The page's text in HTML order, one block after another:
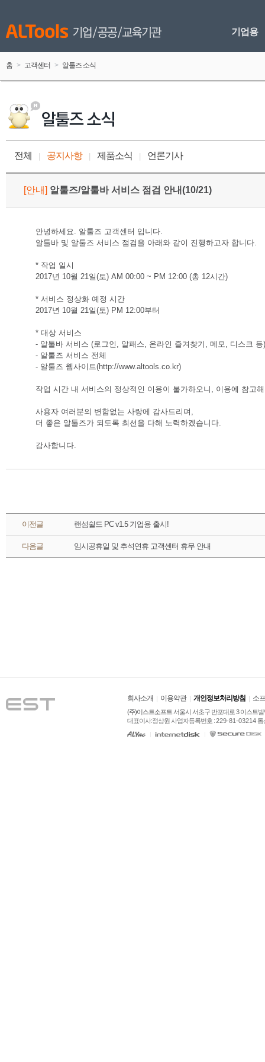
기업용
홈 > 고객센터 > 알툴즈 소식
전체 공지사항 제품소식 언론기사
[안내] 알툴즈/알툴바 서비스 점검 안내(10/21)
안녕하세요. 알툴즈 고객센터 입니다.
알툴바 및 알툴즈 서비스 점검을 아래와 같이 진행하고자 합니다.
* 작업 일시
2017년 10월 21일(토) AM 00:00 ~ PM 12:00 (총 12시간)
* 서비스 정상화 예정 시간
2017년 10월 21일(토) PM 12:00부터
* 대상 서비스
- 알툴바 서비스 (로그인, 알패스, 온라인 즐겨찾기, 메모, 디스크 등)
- 알툴즈 서비스 전체
- 알툴즈 웹사이트(http://www.altools.co.kr)
작업 시간 내 서비스의 정상적인 이용이 불가하오니, 이용에 참고
사용자 여러분의 변함없는 사랑에 감사드리며,
더 좋은 알툴즈가 되도록 최선을 다해 노력하겠습니다.
감사합니다.
이전글 랜섬쉴드 PC v1.5 기업용 출시!
다음글 임시공휴일 및 추석연휴 고객센터 휴무 안내
회사소개 이용약관 개인정보처리방침 소
(주)이스트소프트 서울시 서초구 반포대로 3 이스트빌
대표이사:정상원 사업자등록번호 : 229-81-03214 통